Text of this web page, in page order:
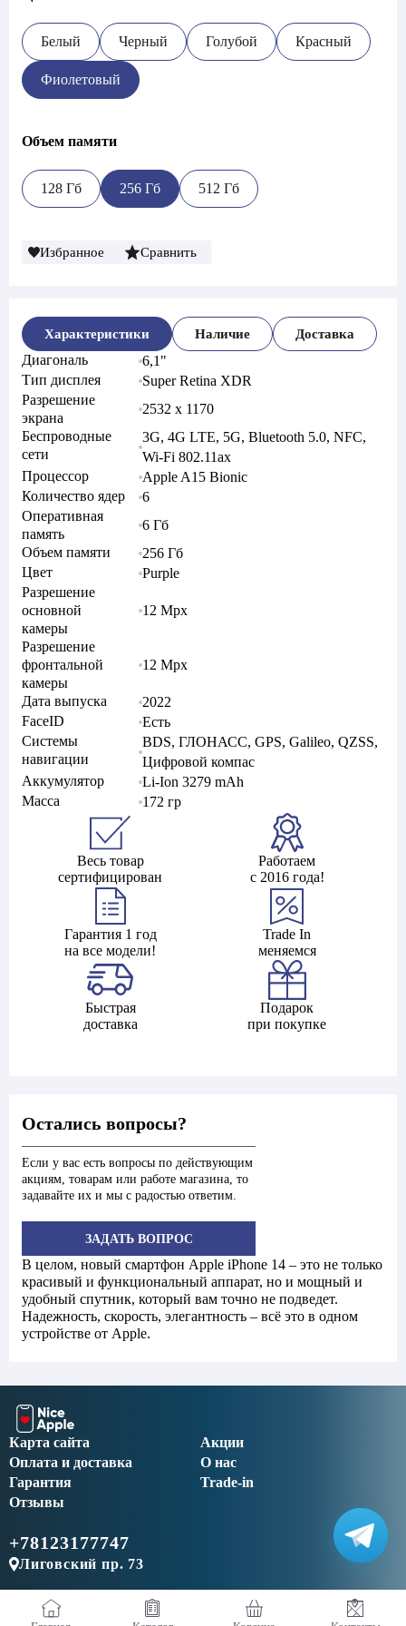
Белый Черный Голубой Красный
Фиолетовый
Объем памяти
128 Гб 256 Гб 512 Гб
Избранное Сравнить
Характеристики Наличие Доставка
Диагональ
6,1"
Тип дисплея
Super Retina XDR
Разрешение
экрана
2532 x 1170
Беспроводные
сети
3G, 4G LTE, 5G, Bluetooth 5.0, NFC,
Wi-Fi 802.11ax
Процессор
Apple A15 Bionic
Количество ядер
6
Оперативная
память
6 Гб
Объем памяти
256 Гб
Цвет
Purple
Разрешение
основной
камеры
12 Mpx
Разрешение
фронтальной
камеры
12 Mpx
Дата выпуска
2022
FaceID
Есть
Системы
навигации
BDS, ГЛОНАСС, GPS, Galileo, QZSS,
Цифровой компас
Аккумулятор
Li-Ion 3279 mAh
Масса
172 гр
Весь товар
сертифицирован
Работаем
с 2016 года!
Гарантия 1 год
на все модели!
Trade In
меняемся
Быстрая
доставка
Подарок
при покупке
Остались вопросы?
Если у вас есть вопросы по действующим
акциям, товарам или работе магазина, то
задавайте их и мы с радостью ответим.
ЗАДАТЬ ВОПРОС
В целом, новый смартфон Apple iPhone 14 – это не только
красивый и функциональный аппарат, но и мощный и
удобный спутник, который вам точно не подведет.
Надежность, скорость, элегантность – всё это в одном
устройстве от Apple.
Акции
О нас
Оплата и доставка
Trade-in
Гарантия
Отзывы
Карта сайта
+78123177747
Лиговский пр. 73